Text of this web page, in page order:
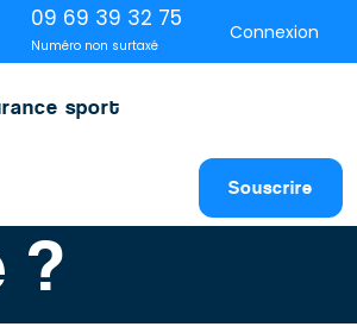
Connexion
09 69 39 32 75
Numéro non surtaxé
sport
Souscrire
?